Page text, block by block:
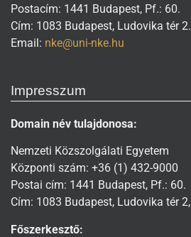
Postacím: 1441 Budapest, Pf.: 60.
Cím: 1083 Budapest, Ludovika tér 2.
Email: nke@uni-nke.hu
Impresszum
Domain név tulajdonosa:
Nemzeti Közszolgálati Egyetem
Központi szám: +36 (1) 432-9000
Postai cím: 1441 Budapest, Pf.: 60.
Cím: 1083 Budapest, Ludovika tér 2,
Főszerkesztő: